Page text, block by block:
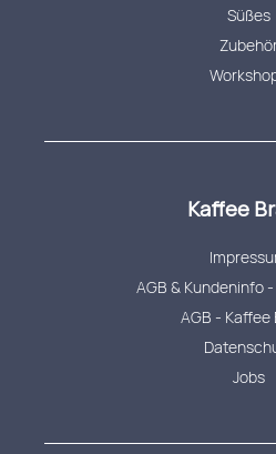
Süßes
Kaffee
AGB & Kundeninfo
AGB - Kaffee
Jobs